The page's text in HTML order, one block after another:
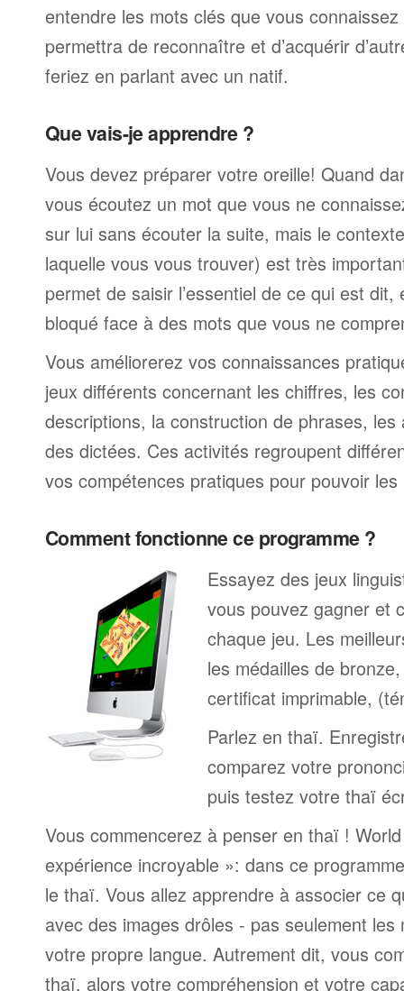
entendre les mots clés que vous
permettra de reconnaître et d’acquérir
feriez en parlant avec un natif.
Que vais-je apprendre ?
Vous devez préparer votre oreille! Quand
vous écoutez un mot que vous ne
sur lui sans écouter la suite, mais le
laquelle vous vous trouver) est très
permet de saisir l’essentiel de ce qui est
bloqué face à des mots que vous ne
Vous améliorerez vos connaissances
jeux différents concernant les chiffres, les
descriptions, la construction de phrases,
des dictées. Ces activités regroupent
vos compétences pratiques pour pouvoir
Comment fonctionne ce programme ?
Essayez des jeux
vous pouvez gagner et
chaque jeu. Les
les médailles de
certificat imprimable,
Parlez en thaï.
comparez votre
puis testez votre thaï
Vous commencerez à penser en thaï !
expérience incroyable »: dans ce
le thaï. Vous allez apprendre à associer ce
avec des images drôles - pas seulement
votre propre langue. Autrement dit, vous
thaï, alors votre compréhension et votre